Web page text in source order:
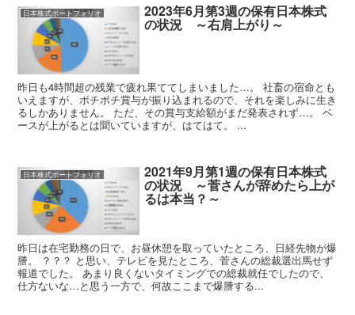
日本株式ポートフォリオ 2023年6月第3週の保有日本株式
の状況 ～右肩上がり～
昨日も4時間超の残業で疲れ果ててしまいました…。 社畜の宿命とも
いえますが、ボチボチ賞与が振り込まれるので、それを楽しみに生き
るしかありません。 ただ、その賞与支給額がまだ発表されず…。 ベ
ースが上がるとは聞いていますが、はてはて。 ...
日本株式ポートフォリオ 2021年9月第1週の保有日本株式
の状況 ～菅さんが辞めたら上が
るは本当？～
昨日は在宅勤務の日で、お昼休憩を取っていたところ、日経先物が爆
謄。 ？？？ と思い、テレビを見たところ、菅さんの総裁選出馬せず
報道でした。 あまり良くないタイミングでの総裁就任でしたので、
仕方ないな…と思う一方で、何故ここまで爆謄する...